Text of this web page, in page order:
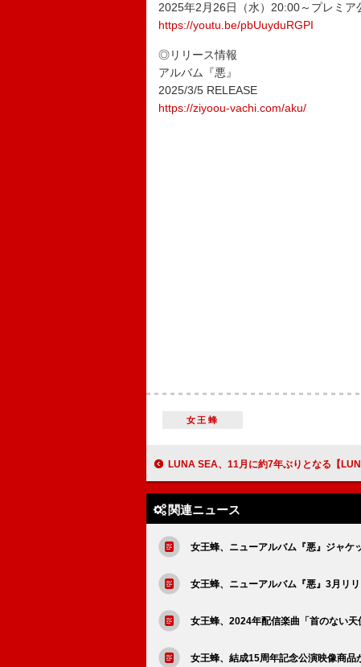
2025年2月26日（水）20:00～プレミア
https://youtu.be/pbUuyduRGPI
◎リリース情報
アルバム『悪』
2025/3/5 RELEASE
https://ziyoou-vachi.com/aku/
女王蜂
LUNA SEA、11月に約7年ぶりとなる【LUNATIC FEST.
関連ニュース
女王蜂、ニューアルバム『悪』ジャ
女王蜂、ニューアルバム『悪』3月リ
女王蜂、2024年配信楽曲「首のない天
女王蜂、結成15周年記念公演映像商品